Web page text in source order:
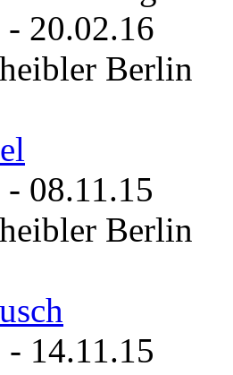
- 20.02.16
Berlin
- 08.11.15
Berlin
- 14.11.15